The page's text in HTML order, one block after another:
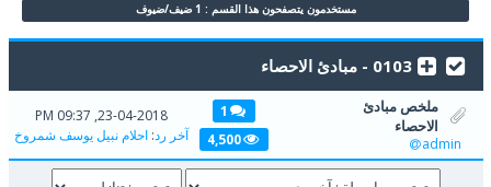
مستخدمون يتصفحون هذا القسم : 1 ضيف/ضيوف
0103 - مبادئ الاحصاء
ملخص مبادئ
الاحصاء
admin
1
4,500
23-04-2018, 09:37 PM
آخر رد:احلام نبيل يوسف شمروخ